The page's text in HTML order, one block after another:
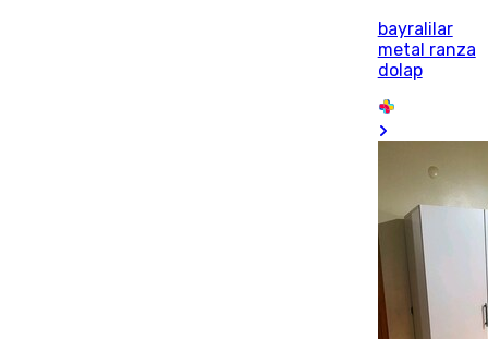
bayralilar
metal ranza
dolap